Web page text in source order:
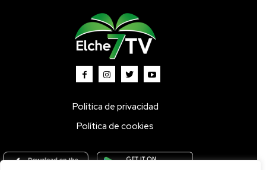
Política de privacidad
Política de cookies